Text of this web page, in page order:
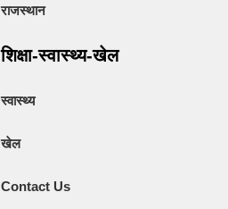
राजस्थान
शिक्षा-स्वास्थ्य-खेल
स्वास्थ्य
खेल
Contact Us